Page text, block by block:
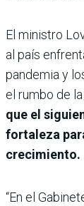
El ministro
al país
pandemia y
el rumbo de
que el
fortaleza
crecimiento.
“En el